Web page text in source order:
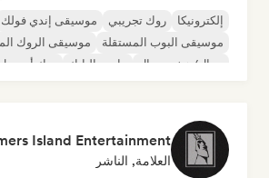
إلكترونيكا روك تجريبي
موسيقى إندي فولك
موسيقى البوب المستقلة
موسيقى الروك
ميتال/هيفي ميتال
ما بعد البانك روك أند
Island Entertainment
العلامة, الناشر